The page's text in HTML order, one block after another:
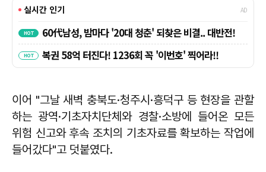
이어 "그날 새벽 충북도·청주시·흥덕구 등 현장을 관할
하는 광역·기초자치단체와 경찰·소방에 들어온 모든
위험 신고와 후속 조치의 기초자료를 확보하는 작업에
들어갔다"고 덧붙였다.